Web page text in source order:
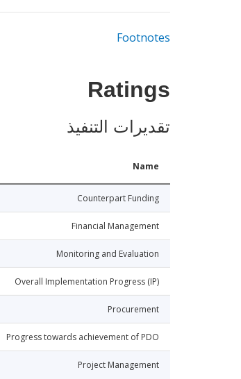
Footnotes
Ratings
تقديرات التنفيذ
Name
Counterpart Funding
Financial Management
Monitoring and Evaluation
Overall Implementation Progress (IP)
Procurement
Progress towards achievement of PDO
Project Management